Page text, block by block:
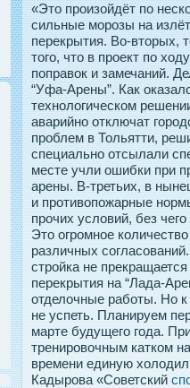
«Это произойдёт по
сильные морозы на
перекрытия. Во-вторых,
того, что в проект по
поправок и замечаний.
“Уфа-Арены”. Как
технологическом
аварийно отключат
проблем в Тольятти,
специально отсылали
месте учли ошибки при
арены. В-третьих, в
и противопожарные
прочих условий, без
Это огромное
различных
стройка не
перекрытия на “Лада-
отделочные работы. Но
не успеть. Планируем
марте будущего года.
тренировочным катком
времени единую
Кадырова «Советский